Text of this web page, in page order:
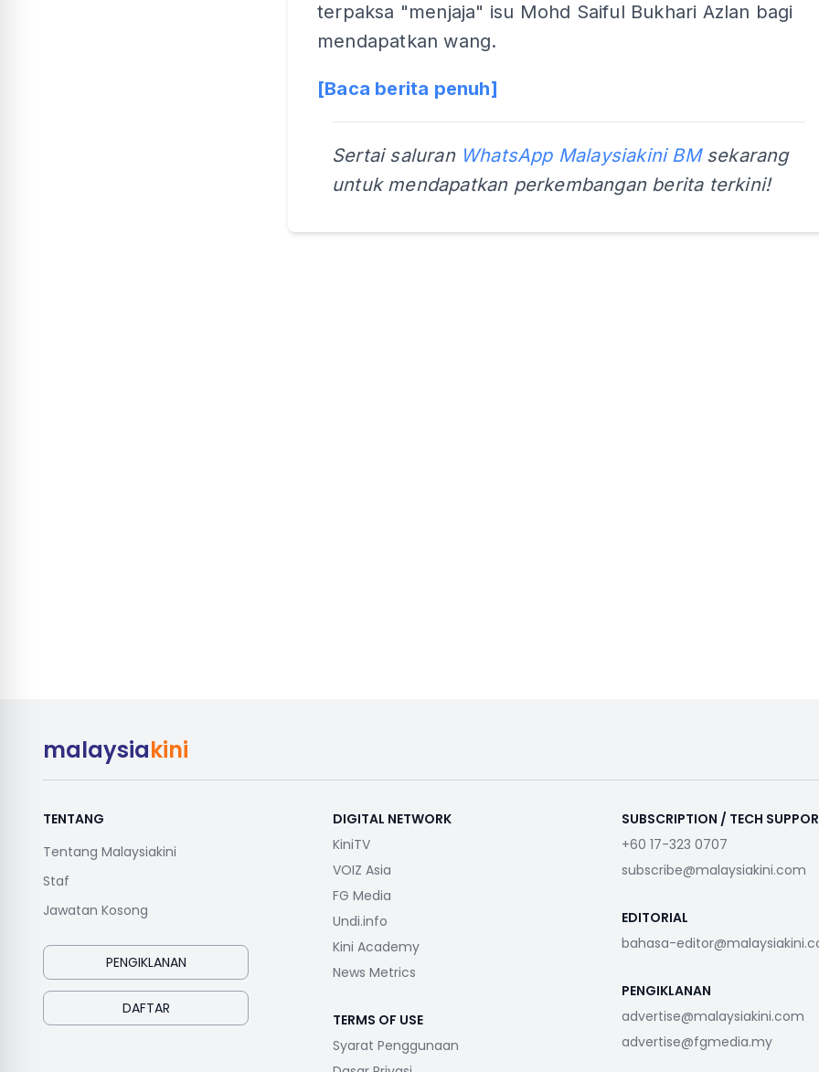
terpaksa "menjaja" isu Mohd Saiful Bukhari Azlan bagi
mendapatkan wang.
[Baca berita penuh]
Sertai saluran WhatsApp Malaysiakini BMsekarang
untuk mendapatkan perkembangan berita terkini!
malaysiakini
TENTANG
Tentang Malaysiakini
Staf
Jawatan Kosong
PENGIKLANAN
DAFTAR
DIGITAL NETWORK
KiniTV
VOIZ Asia
FG Media
Undi.info
Kini Academy
News Metrics
TERMS OF USE
Syarat Penggunaan
SUBSCRIPTION / TECH
+60 17-323 0707
subscribe@malaysiakini.com
EDITORIAL
bahasa-
PENGIKLANAN
advertise@malaysiakini.com
advertise@fgmedia.my